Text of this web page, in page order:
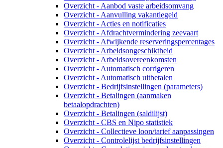
Overzicht - Aanbod vaste arbeidsomvang
Overzicht - Aanvulling vakantiegeld
Overzicht - Acties en notificaties
Overzicht - Afdrachtvermindering zeevaart
Overzicht - Afwijkende reserveringspercentages
Overzicht - Arbeidsongeschiktheid
Overzicht - Arbeidsovereenkomsten
Overzicht - Automatisch corrigeren
Overzicht - Automatisch uitbetalen
Overzicht - Bedrijfsinstellingen (parameters)
Overzicht - Betalingen (aanmaken
betaalopdrachten)
Overzicht - Betalingen (saldilijst)
Overzicht - CBS en Nipo statistiek
Overzicht - Collectieve loon/tarief aanpassingen
Overzicht - Controlelijst bedrijfsinstellingen